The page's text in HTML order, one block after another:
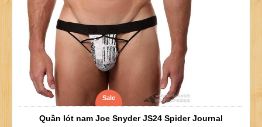
Sale
Quần lót nam Joe Snyder JS24 Spider Journal